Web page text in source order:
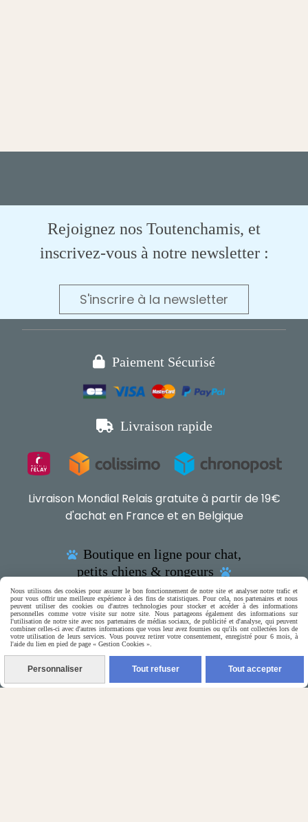
Rejoignez nos Toutenchamis, et
inscrivez-vous à notre newsletter :
S'inscrire à la newsletter
 Paiement Sécurisé
 Livraison rapide
Livraison Mondial Relais gratuite à partir de 19€
d'achat en France et en Belgique
 Boutique en ligne pour chat,
petits chiens & rongeurs

(5) Nos Avis Clients :
CE QU'EN PENSENT NOS CLIENTS
Nous utilisons des cookies pour assurer le bon fonctionnement de notre site et analyser notre trafic et
pour vous offrir une meilleure expérience à des fins de statistiques. Pour cela, nos partenaires et nous
peuvent utiliser des cookies ou d'autres technologies pour stocker et accéder à des informations
personnelles comme votre visite sur notre site. Nous partageons également des informations sur
l'utilisation de notre site avec nos partenaires de médias sociaux, de publicité et d'analyse, qui peuvent
combiner celles-ci avec d'autres informations que vous leur avez fournies ou qu'ils ont collectées lors de
votre utilisation de leurs services. Vous pouvez retirer votre consentement, enregistré pour 6 mois, à
l'aide du lien en pied de page « Gestion Cookies ».
Personnaliser Tout refuser Tout accepter